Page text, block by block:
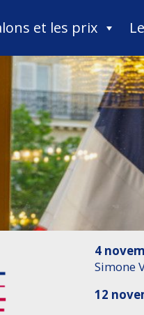
et les prix
4
Simone
12